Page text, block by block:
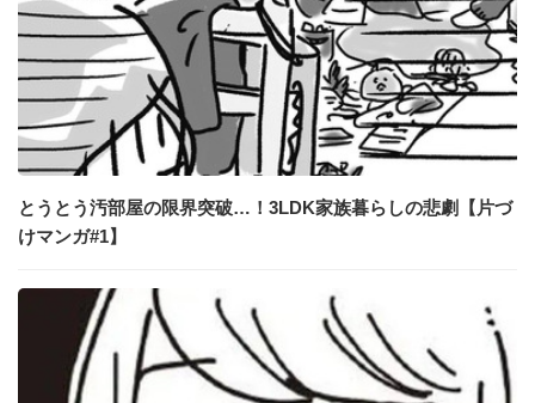
とうとう汚部屋の限界突破…！3LDK家族暮らしの悲劇【片づ
けマンガ#1】